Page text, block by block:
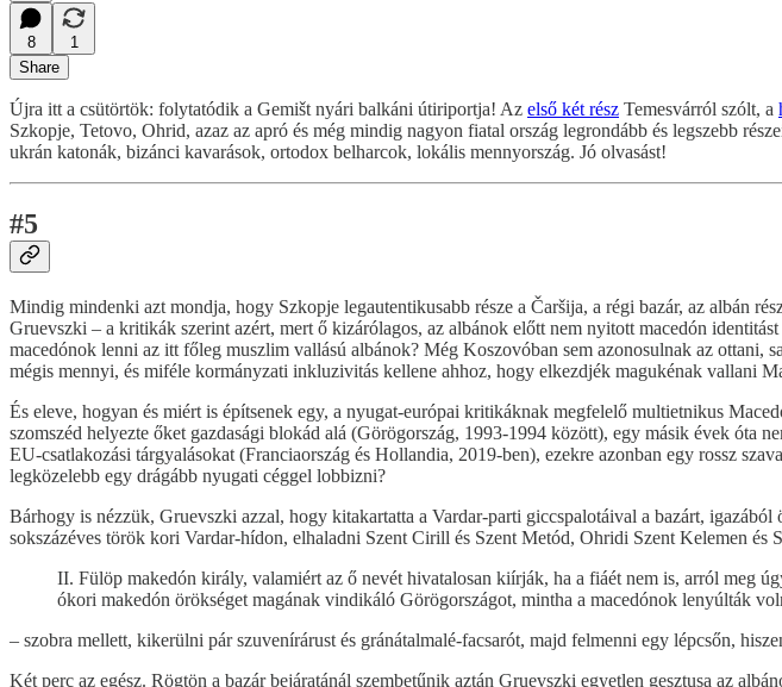
8
1
Share
Újra itt a csütörtök: folytatódik a Gemišt nyári balkáni útiriportja! Az első két rész Temesvárról szólt, a
Szkopje, Tetovo, Ohrid, azaz az apró és még mindig nagyon fiatal ország legrondább és legszebb
ukrán katonák, bizánci kavarások, ortodox belharcok, lokális mennyország. Jó olvasást!
#5
Mindig mindenki azt mondja, hogy Szkopje legautentikusabb része a Čaršija, a régi bazár, az albán
Gruevszki – a kritikák szerint azért, mert ő kizárólagos, az albánok előtt nem nyitott macedón
macedónok lenni az itt főleg muszlim vallású albánok? Még Koszovóban sem azonosulnak az
mégis mennyi, és miféle kormányzati inkluzivitás kellene ahhoz, hogy elkezdjék magukénak vallani
És eleve, hogyan és miért is építsenek egy, a nyugat-európai kritikáknak megfelelő multietnikus
szomszéd helyezte őket gazdasági blokád alá (Görögország, 1993-1994 között), egy másik évek óta
EU-csatlakozási tárgyalásokat (Franciaország és Hollandia, 2019-ben), ezekre azonban egy rossz
legközelebb egy drágább nyugati céggel lobbizni?
Bárhogy is nézzük, Gruevszki azzal, hogy kitakartatta a Vardar-parti giccspalotáival a bazárt,
sokszázéves török kori Vardar-hídon, elhaladni Szent Cirill és Szent Metód, Ohridi Szent Kelemen
II. Fülöp makedón király, valamiért az ő nevét hivatalosan kiírják, ha a fiáét nem is, arról meg
ókori makedón örökséget magának vindikáló Görögországot, mintha a macedónok lenyúlták
– szobra mellett, kikerülni pár szuvenírárust és gránátalmalé-facsarót, majd felmenni egy lépcsőn,
Két perc az egész. Rögtön a bazár bejáratánál szembetűnik aztán Gruevszki egyetlen gesztusa az